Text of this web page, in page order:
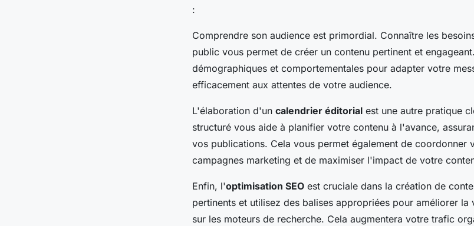
:
Comprendre son audience est primordial. Connaître les
public vous permet de créer un contenu pertinent et
démographiques et comportementales pour adapter votre
efficacement aux attentes de votre audience.
L'élaboration d'un calendrier éditorial est une autre pratique
structuré vous aide à planifier votre contenu à l'avance,
vos publications. Cela vous permet également de coordonner
campagnes marketing et de maximiser l'impact de votre
Enfin, l'optimisation SEO est cruciale dans la création de
pertinents et utilisez des balises appropriées pour améliorer
sur les moteurs de recherche. Cela augmentera votre trafic